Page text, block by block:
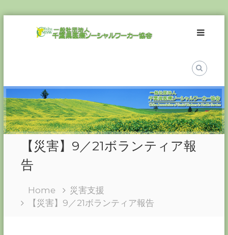
一
般
人
千
葉
県
医
療
ソ
ー
シ
ャ
ル
【災害】9／21ボランティア報
告
Home
災害支援
【災害】9／21ボランティア報告